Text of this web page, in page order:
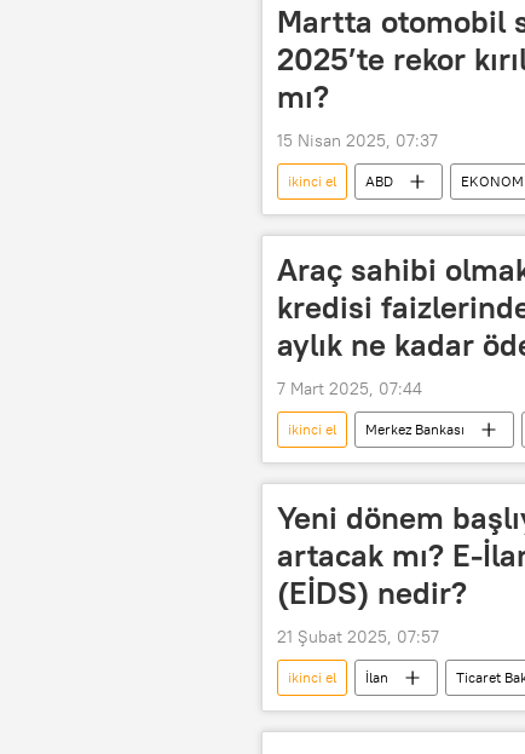
Martta otomobil
2025’te rekor
mı?
15 Nisan 2025, 07:37
ikinci el ABD EKONOMİ
ikinci el otomobil
Araç sahibi
kredisi
aylık ne kadar
7 Mart 2025, 07:44
ikinci el Merkez Bankası
faiz oranları
Faiz oranı
Yeni dönem
artacak mı? E-
(EİDS) nedir?
21 Şubat 2025, 07:57
ikinci el İlan Ticaret
İkinci el
ikinci el otomobil